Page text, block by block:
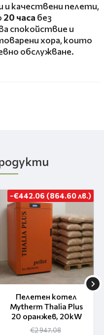
и качествени пелети,
20 часа без
спокойствие и
хора, които
обслужване.
-€442.06 (864.60 лв.)
Пелетен котел
Mytherm Thalia Plus
20 оранжев, 20kW
€2 947.08